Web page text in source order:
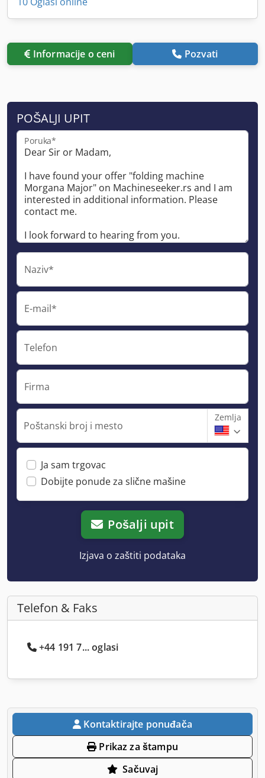
Informacije o ceni Pozvati
POŠALJI UPIT
Poruka*
Naziv*
E-mail*
Telefon
Firma
Poštanski broj i mesto
Zemlja
Ja sam trgovac
Dobijte ponude za slične mašine
Pošalji upit
Izjava o zaštiti podataka
Telefon & Faks
+44 191 7... oglasi
Kontaktirajte ponuđača
Prikaz za štampu
Sačuvaj